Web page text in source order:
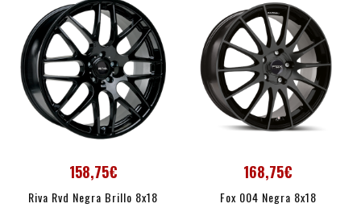
158,75€
Riva Rvd Negra Brillo 8x18
168,75€
Fox 004 Negra 8x18